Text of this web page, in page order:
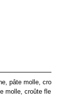
pâte molle, cro
molle, croûte fle